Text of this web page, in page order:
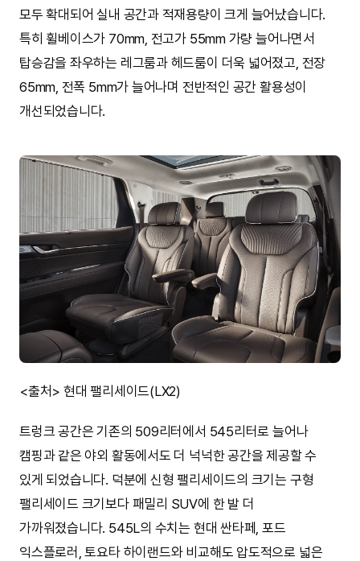
모두 확대되어 실내 공간과 적재용량이 크게 늘어났습니다.
특히 휠베이스가 70mm, 전고가 55mm 가량 늘어나면서
탑승감을 좌우하는 레그룸과 헤드룸이 더욱 넓어졌고, 전장
65mm, 전폭 5mm가 늘어나며 전반적인 공간 활용성이
개선되었습니다.
<출처> 현대 팰리세이드(LX2)
트렁크 공간은 기존의 509리터에서 545리터로 늘어나
캠핑과 같은 야외 활동에서도 더 넉넉한 공간을 제공할 수
있게 되었습니다. 덕분에 신형 팰리세이드의 크기는 구형
팰리세이드 크기보다 패밀리 SUV에 한 발 더
가까워졌습니다. 545L의 수치는 현대 싼타페, 포드
익스플로러, 토요타 하이랜드와 비교해도 압도적으로 넓은